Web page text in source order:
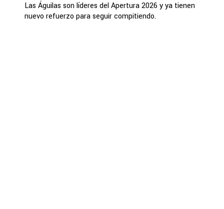
Las Águilas son líderes del Apertura 2026 y ya tienen
nuevo refuerzo para seguir compitiendo.